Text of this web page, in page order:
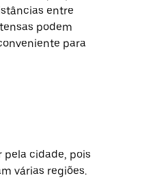
entre
podem
para
pela cidade, pois
várias regiões.